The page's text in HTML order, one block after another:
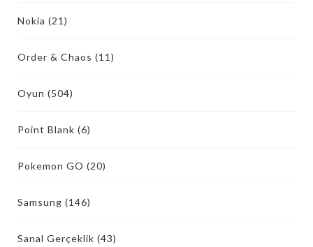
Nokia (21)
Order & Chaos (11)
Oyun (504)
Point Blank (6)
Pokemon GO (20)
Samsung (146)
Sanal Gerçeklik (43)